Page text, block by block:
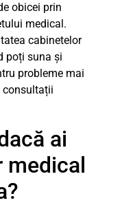
obicei prin
medical.
cabinetelor
poți suna și
probleme mai
consultații
ai
medical